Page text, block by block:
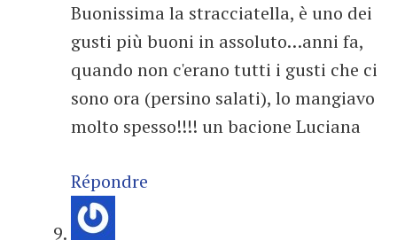
Buonissima la stracciatella, è uno dei
gusti più buoni in assoluto…anni fa,
quando non c'erano tutti i gusti che ci
sono ora (persino salati), lo mangiavo
molto spesso!!!! un bacione Luciana
Répondre